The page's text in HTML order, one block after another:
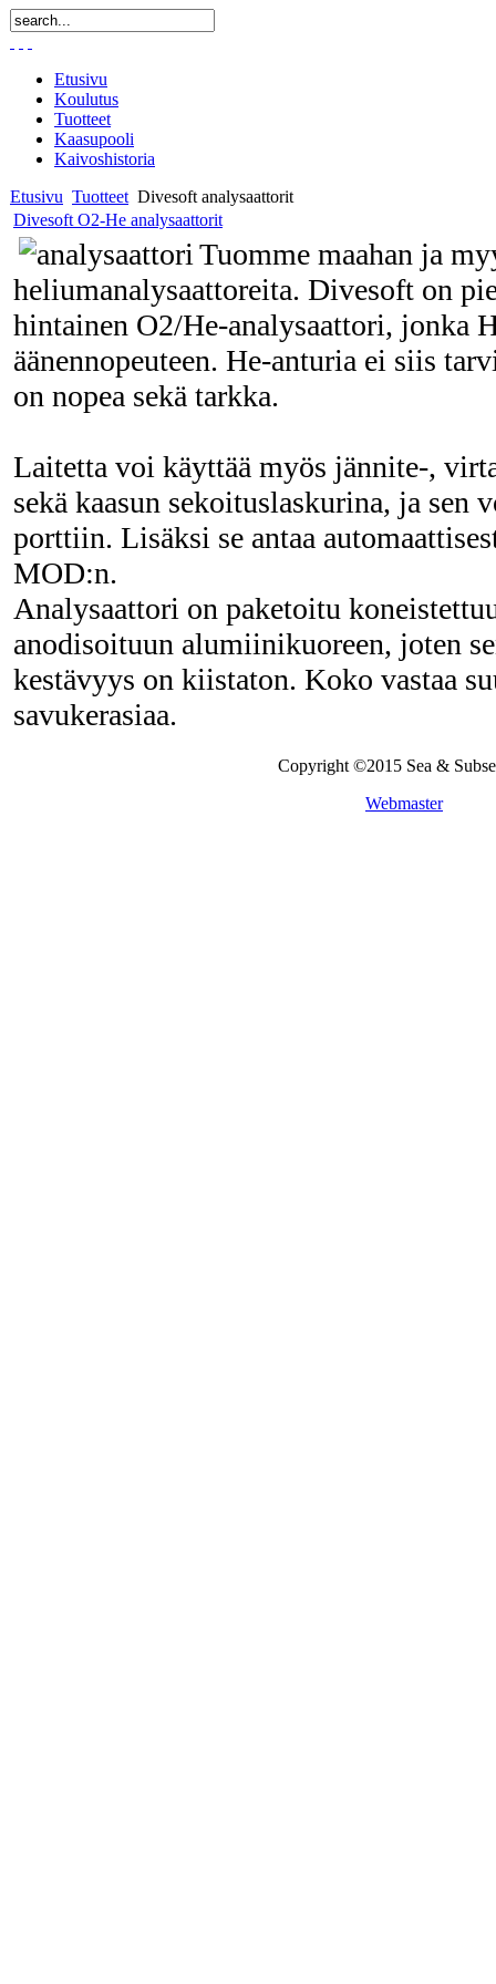
Etusivu
Koulutus
Tuotteet
Kaasupooli
Kaivoshistoria
Etusivu Tuotteet Divesoft analysaattorit
Divesoft O2-He analysaattorit
Tuomme maahan ja
heliumanalysaattoreita. Divesoft on
hintainen O2/He-analysaattori, jonka
äänennopeuteen. He-anturia ei siis
on nopea sekä tarkka.
Laitetta voi käyttää myös jännite-,
sekä kaasun sekoituslaskurina, ja sen
porttiin. Lisäksi se antaa
MOD:n.
Analysaattori on paketoitu
anodisoituun alumiinikuoreen, joten
kestävyys on kiistaton. Koko vastaa
savukerasiaa.
Copyright ©2015 Sea &
Webmaster